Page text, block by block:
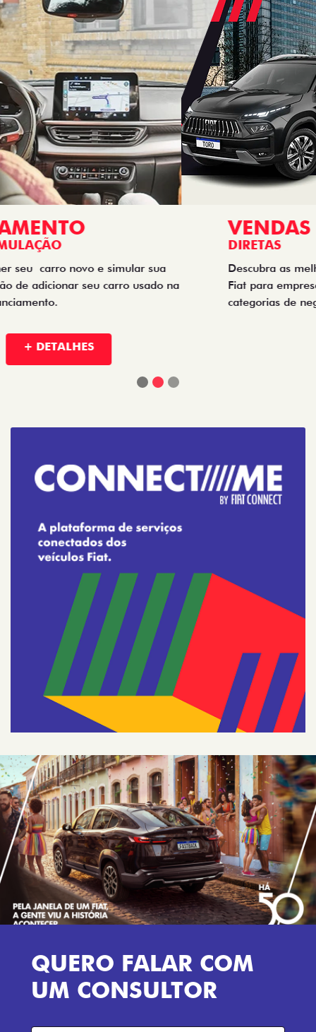
VENDAS
DIRETAS
Descubra as melhores soluções e descontos em um novo
Fiat para empresas, produtores rurais, taxistas e outras
categorias de negócios.
QUERO FALAR COM
UM CONSULTOR